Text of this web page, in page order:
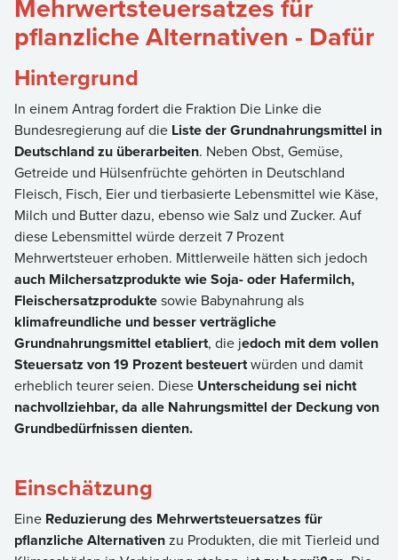
Mehrwertsteuersatzes für
pflanzliche Alternativen - Dafür
Hintergrund
In einem Antrag fordert die Fraktion Die Linke die
Bundesregierung auf die Liste der Grundnahrungsmittel in
Deutschland zu überarbeiten. Neben Obst, Gemüse,
Getreide und Hülsenfrüchte gehörten in Deutschland
Fleisch, Fisch, Eier und tierbasierte Lebensmittel wie Käse,
Milch und Butter dazu, ebenso wie Salz und Zucker. Auf
diese Lebensmittel würde derzeit 7 Prozent
Mehrwertsteuer erhoben. Mittlerweile hätten sich jedoch
auch Milchersatzprodukte wie Soja- oder Hafermilch,
Fleischersatzproduktesowie Babynahrung als
klimafreundliche und besser verträgliche
Grundnahrungsmittel etabliert, die jedoch mit dem vollen
Steuersatz von 19 Prozent besteuertwürden und damit
erheblich teurer seien. Diese Unterscheidung sei nicht
nachvollziehbar, da alle Nahrungsmittel der Deckung von
Grundbedürfnissen dienten.
Einschätzung
Eine Reduzierung des Mehrwertsteuersatzes für
pflanzliche Alternativenzu Produkten, die mit Tierleid und